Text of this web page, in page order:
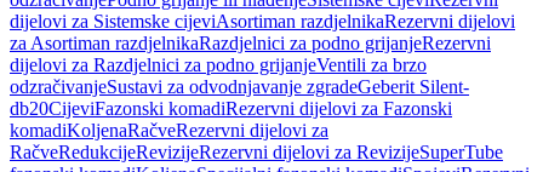
dijelovi za Sistemske cijeviAsortiman razdjelnikaRezervni dijelovi
za Asortiman razdjelnikaRazdjelnici za podno grijanjeRezervni
dijelovi za Razdjelnici za podno grijanjeVentili za brzo
odzračivanjeSustavi za odvodnjavanje zgradeGeberit Silent-
db20CijeviFazonski komadiRezervni dijelovi za Fazonski
komadiKoljenaRačveRezervni dijelovi za
RačveRedukcijeRevizijeRezervni dijelovi za RevizijeSuperTube